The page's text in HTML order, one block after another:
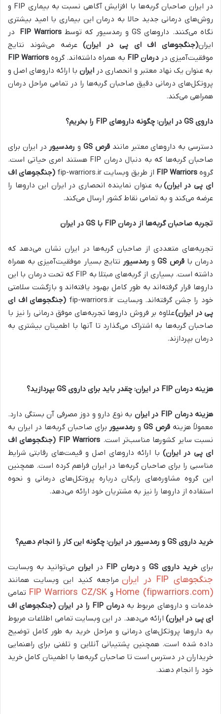
در ایران صاحبان گربه‌ها با افزایش آگاهی نسبت به بیماری FIP و
روش‌های درمانی جدید حالا به درمان این بیماری با امید بیشتری
نگاه می‌کنند. داروهای GS و رمدسیور که توسط
FIP Warriors در
ایران(جنگجوهای اف ای پی در ایران)عرضه می‌شوند نتایج
موفقیت‌آمیزی دردرمان FIP به همراه داشته‌اند. گروه FIP Warriors
به عنوان یک نهاد معتبر و انحصاری در ایرانبا ارائه داروهای اصل و
پروتکل‌های درمانی دقیق صاحبان گربه‌ها را در تمامی مراحل درمان
همراهی می‌کند.
داروی در ایران: چگونه داروهای را بخریم؟
دسترسی به داروهای معتبر مانندقرص و رمدسیور در ایران برای
صاحبان گربه‌ها که به دنبال درمان FIP هستند امری حیاتی است.
گروهFIP Warriors از طریق وبسایت fip-warriors.ir
(جنگجوهای اف
ای پی در ایران) به عنوان نماینده انحصاری در ایران این داروها را
عرضه می‌کند و به تمامی نقاط کشور ارسال می‌کند.
تجربه صاحبان گربه‌ها از درمان با در ایران
تجربه‌های متعددی از صاحبان گربه‌ها در ایران نشان می‌دهد که
درمان باقرص و رمدسیور نتایج بسیار موفقیت‌آمیزی به همراه
داشته است. بسیاری از گربه‌های مبتلا به FIP که تحت درمان با این
داروها قرار گرفته‌اند به طور کامل بهبود یافته‌اند و بازگشت سلامتی
خود را جشن گرفته‌اند. وبسایت fip-warriors.ir
(جنگجوهای اف ای
پی در ایران)علاوه بر فروش داروها تجربه‌های موفق درمانی را نیز با
صاحبان گربه‌ها به اشتراک می‌گذارد تا آنها با اطمینان بیشتری به
درمان بپردازند.
هزینه درمان در ایران: چقدر باید برای داروی بپردازید؟
هزینه درمان FIP در ایران به نوع دارو و دوز مصرفی آن بستگی دارد.
معمولاً هزینه قرصGS و رمدسیور برای صاحبان گربه‌ها در ایران به
نسبت سایر کشورها مناسب‌تر است.
FIP Warriors (جنگجوهای اف
ای پی در ایران) با ارائه داروهای اصل و قیمت‌های رقابتی شرایط
مناسبی را برای صاحبان گربه‌ها در ایران فراهم کرده است. همچنین
این گروه مشاوره‌های رایگان درباره پروتکل‌های درمانی و نحوه
استفاده از داروها را نیز به مشتریان خود ارائه می‌دهد.
خرید داروی و رمدسیور در ایران: چگونه این کار را انجام دهیم؟
برای خرید داروی ودرمان FIP درایران می‌توانید به وبسایت
جنگجوهای FIP در ایران مراجعه کنید این وبسایت همانند
Home (fipwarriors.com) و FIP Warriors CZ/SK تمامی
خدمات و داروهای مربوط به درمان
FIP را در ایران (جنگجوهای اف
ای پی در ایران)ارائه می‌دهد. در این وبسایت تمامی اطلاعات مربوط
به داروها پروتکل‌های درمانی و مراحل خرید به طور کامل توضیح
داده شده است. همچنین پشتیبانی آنلاین و تلفنی برای راهنمایی
خریداران در دسترس است تا صاحبان گربه‌ها با اطمینان کامل خرید
خود را انجام دهند.